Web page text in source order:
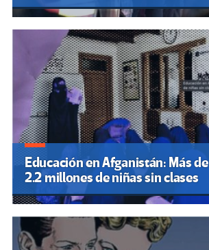
Educación en Afganistán: Más de
2.2 millones de niñas sin clases